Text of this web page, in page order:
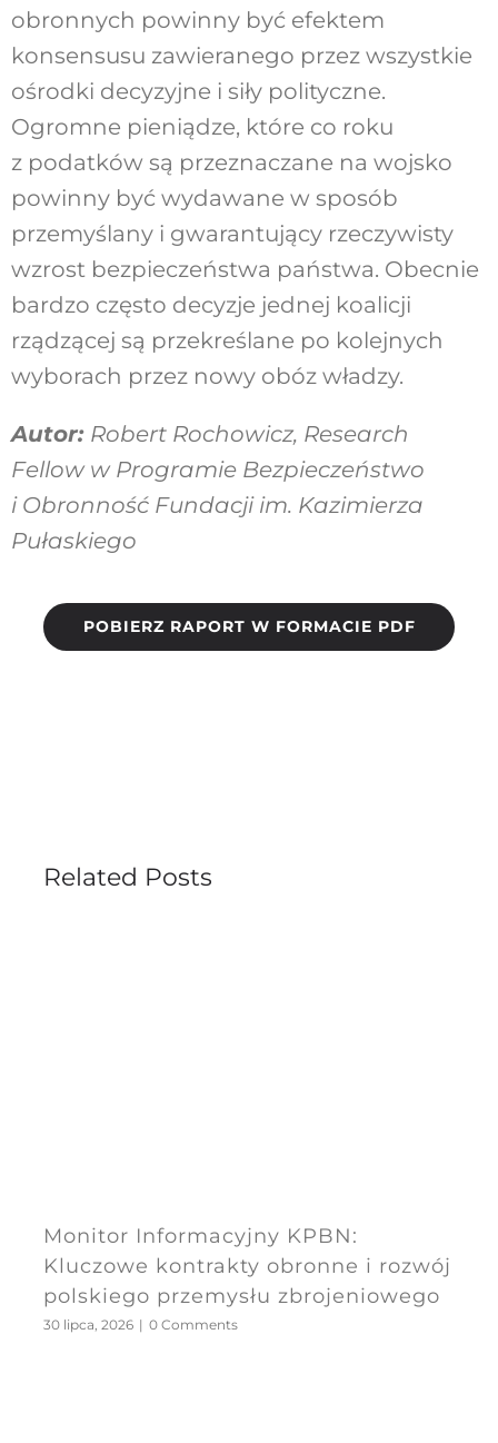
obronnych powinny być efektem
konsensusu zawieranego przez wszystkie
ośrodki decyzyjne i siły polityczne.
Ogromne pieniądze, które co roku
z podatków są przeznaczane na wojsko
powinny być wydawane w sposób
przemyślany i gwarantujący rzeczywisty
wzrost bezpieczeństwa państwa. Obecnie
bardzo często decyzje jednej koalicji
rządzącej są przekreślane po kolejnych
wyborach przez nowy obóz władzy.
Autor: Robert Rochowicz, Research
Fellow w Programie Bezpieczeństwo
i Obronność Fundacji im. Kazimierza
Pułaskiego
POBIERZ RAPORT W FORMACIE PDF
Related Posts
Monitor Informacyjny KPBN:
Kluczowe kontrakty obronne i rozwój
polskiego przemysłu zbrojeniowego
30 lipca, 2026 | 0 Comments